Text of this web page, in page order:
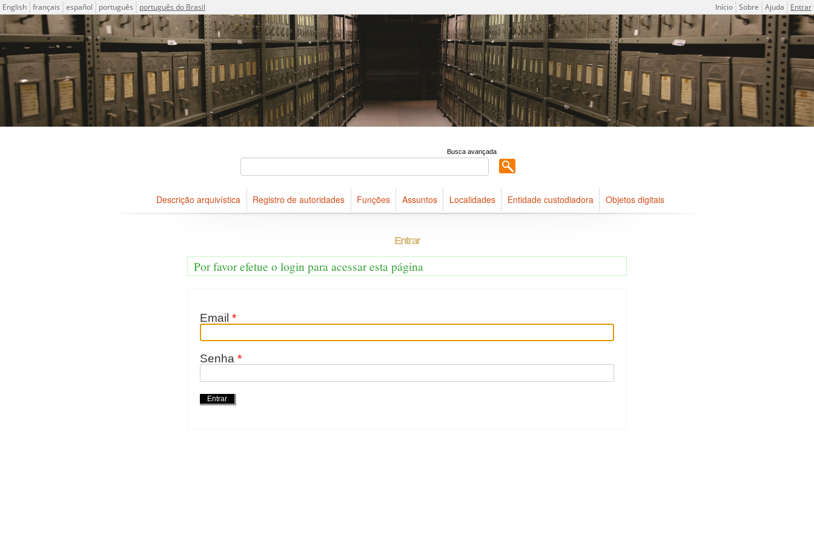
Idioma
English français español português português do Brasil Menu do usuário
Início Sobre Ajuda Entrar
Descrições arquivísticas do acervo do Arquivo Público do Estado de São Paulo
Projeto ICA-AtoM
Busca avançada
Descrição arquivística Registro de autoridades Funções Assuntos Localidades Entidade custodiadora Objetos digitais
Entrar
Por favor efetue o login para acessar esta página
Email *
Senha *
Ações